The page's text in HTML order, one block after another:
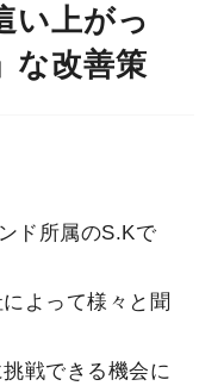
い上がっ
な改善策
ド所属のS.Kで
よって様々と聞
戦できる機会に